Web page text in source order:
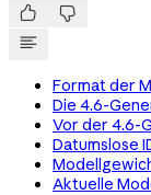
 
Format der
Die 4.6-
Vor der 4.6-
Datumslose
Aktuelle